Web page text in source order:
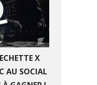
X
AU SOCIAL